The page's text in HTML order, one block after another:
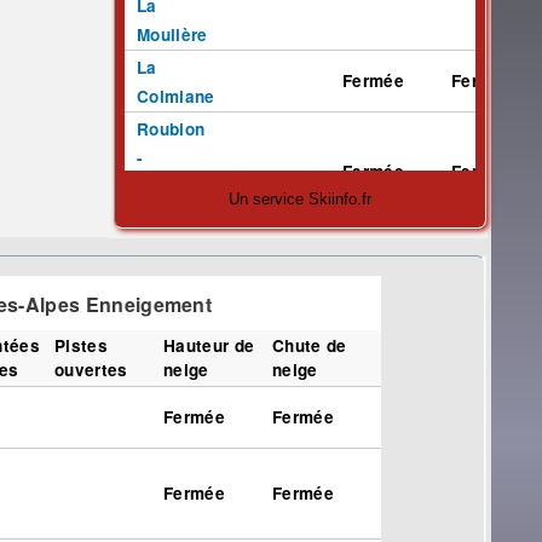
Un service Skiinfo.fr